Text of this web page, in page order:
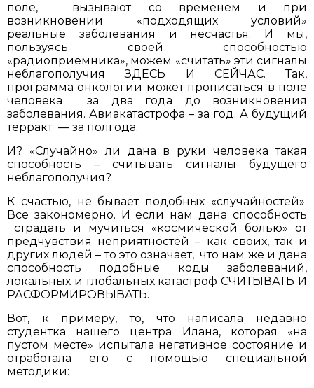
поле, вызывают со временем и при
возникновении «подходящих условий»
реальные заболевания и несчастья. И мы,
пользуясь своей способностью
«радиоприемника», можем «считать» эти сигналы
неблагополучия ЗДЕСЬ И СЕЙЧАС. Так,
программа онкологии может прописаться в поле
человека за два года до возникновения
заболевания. Авиакатастрофа – за год. А будущий
терракт — за полгода.
И? «Случайно» ли дана в руки человека такая
способность – считывать сигналы будущего
неблагополучия?
К счастью, не бывает подобных «случайностей».
Все закономерно. И если нам дана способность
страдать и мучиться «космической болью» от
предчувствия неприятностей – как своих, так и
других людей – то это означает, что нам же и дана
способность подобные коды заболеваний,
локальных и глобальных катастроф СЧИТЫВАТЬ И
РАСФОРМИРОВЫВАТЬ.
Вот, к примеру, то, что написала недавно
студентка нашего центра Илана, которая «на
пустом месте» испытала негативное состояние и
отработала его с помощью специальной
методики: